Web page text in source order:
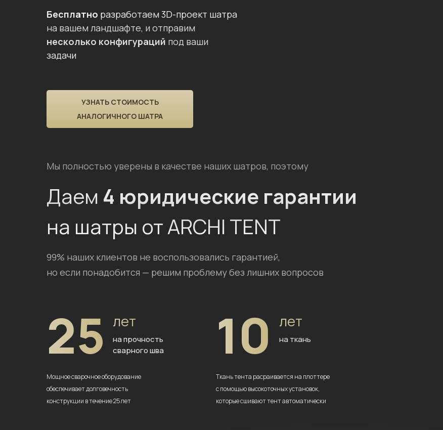
Бесплатно разработаем 3D-проект шатра
на вашем ландшафте, и отправим
несколько конфигураций под ваши
задачи
УЗНАТЬ СТОИМОСТЬ
АНАЛОГИЧНОГО ШАТРА
Мы полностью уверены в качестве наших шатров, поэтому
Даем 4 юридические гарантии
на шатры от ARCHI TENT
99% наших клиентов не воспользовались гарантией,
но если понадобится — решим проблему без лишних вопросов
25 лет
на прочность
сварного шва
Мощное сварочное оборудование
обеспечивает долговечность
конструкции в течение 25 лет
10 лет
на ткань
Ткань тента расраивается на плоттере
с помощью высокоточных установок,
которые сшивают тент автоматически